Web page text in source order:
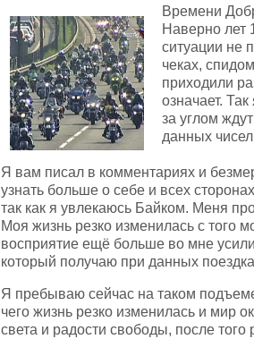
Времени
Наверно лет
ситуации не
чеках,
приходили
означает.
за углом
данных
Я вам писал в комментариях и
узнать больше о себе и всех
так как я увлекаюсь Байком. Меня
Моя жизнь резко изменилась с того
восприятие ещё больше во мне
который получаю при данных
Я пребываю сейчас на таком
чего жизнь резко изменилась и мир
света и радости свободы, после того